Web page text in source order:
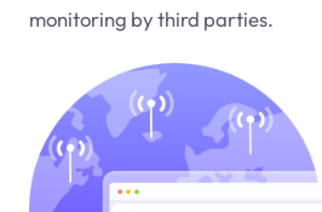
monitoring by third parties.